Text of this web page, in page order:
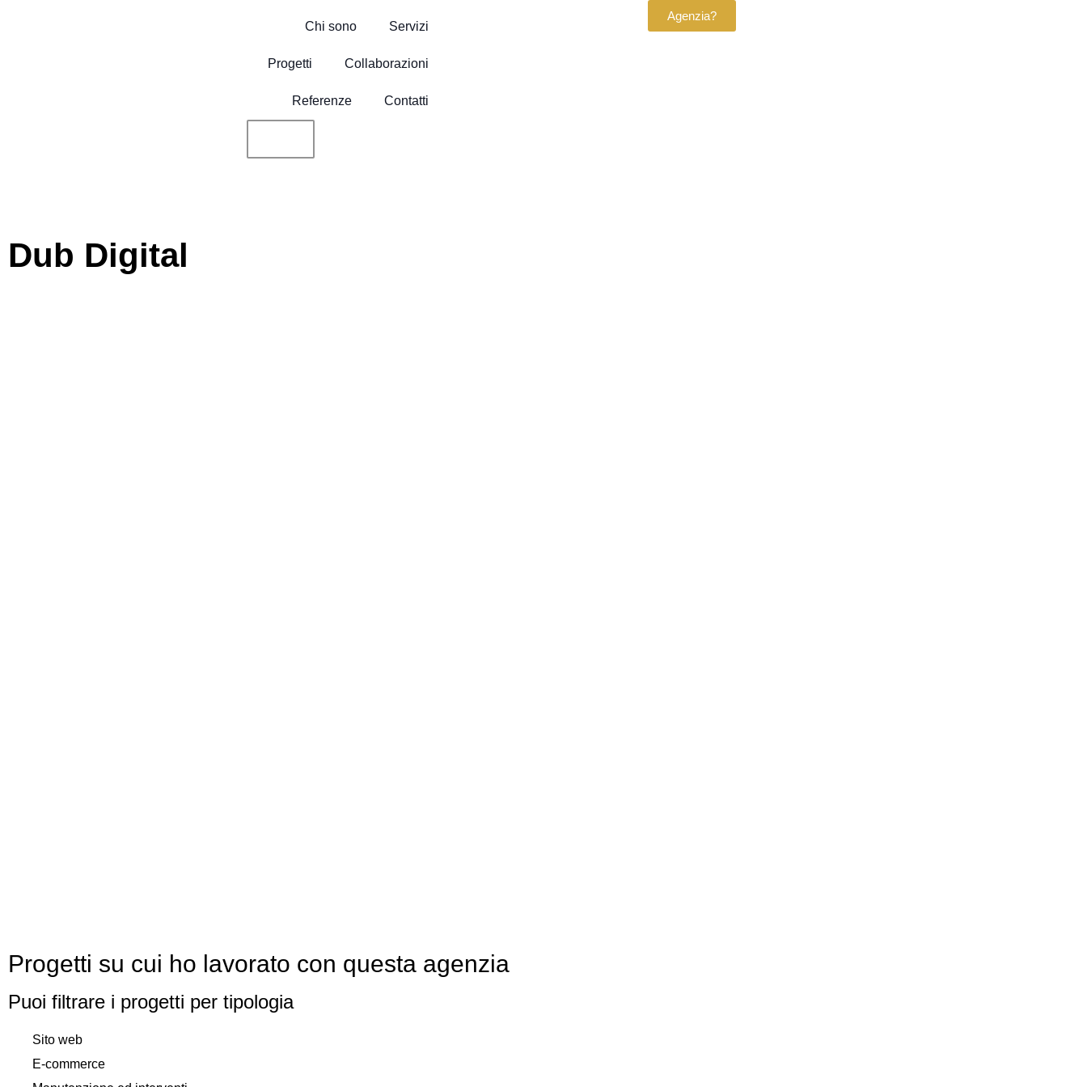
Chi sono
Servizi
Progetti Collaborazioni
Referenze Contatti
Agenzia?
Dub Digital
Progetti su cui ho lavorato con questa agenzia
Puoi filtrare i progetti per tipologia
Sito web
E-commerce